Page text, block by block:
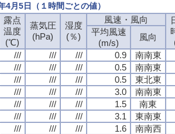
月5日（１時間ごとの値）
露点
温度
(℃)
蒸気圧
(hPa)
湿度
(％)
風速・風向
平均風速
(m/s)
風向
/// /// /// 0.9
南南東
/// /// /// 0.5
南南東
/// /// /// 0.5
東北東
/// /// /// 3.0
南南東
/// /// /// 1.5
南東
/// /// /// 3.1
東南東
/// /// /// 1.6
南南西
露点
温度
(℃)
蒸気圧
(hPa)
湿度
(％)
風速・風向
平均風速
(m/s)
風向
/// /// /// 0.9
南南東
/// /// /// 0.5
南南東
/// /// /// 0.5
東北東
/// /// /// 3.0
南南東
/// /// /// 1.5
南東
/// /// /// 3.1
東南東
/// /// /// 1.6
南南西
露点
温度
(℃)
蒸気圧
(hPa)
湿度
(％)
風速・風向
平均風速
(m/s)
風向
/// /// /// 0.9
南南東
/// /// /// 0.5
南南東
/// /// /// 0.5
東北東
/// /// /// 3.0
南南東
/// /// /// 1.5
南東
/// /// /// 3.1
東南東
/// /// /// 1.6
南南西
露点
温度
(℃)
蒸気圧
(hPa)
湿度
(％)
風速・風向
平均風速
(m/s)
風向
/// /// /// 0.9
南南東
/// /// /// 0.5
南南東
/// /// /// 0.5
東北東
/// /// /// 3.0
南南東
/// /// /// 1.5
南東
/// /// /// 3.1
東南東
/// /// /// 1.6
南南西